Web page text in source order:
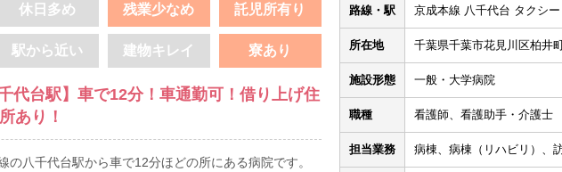
休日多め 残業少なめ 託児所有り
駅から近い 建物キレイ 寮あり
代台駅】車で12分！車通勤可！借り上げ住
あり！
の八千代台駅から車で12分ほどの所にある病院です。
路線・駅 京成本線 八千代台 タクシ
所在地 千葉県千葉市花見川区柏井
施設形態 一般・大学病院
職種 看護師、看護助手・介護士
担当業務 病棟、病棟（リハビリ）、